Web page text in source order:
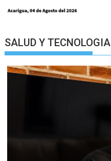
SALUD Y TECNOLOGIA